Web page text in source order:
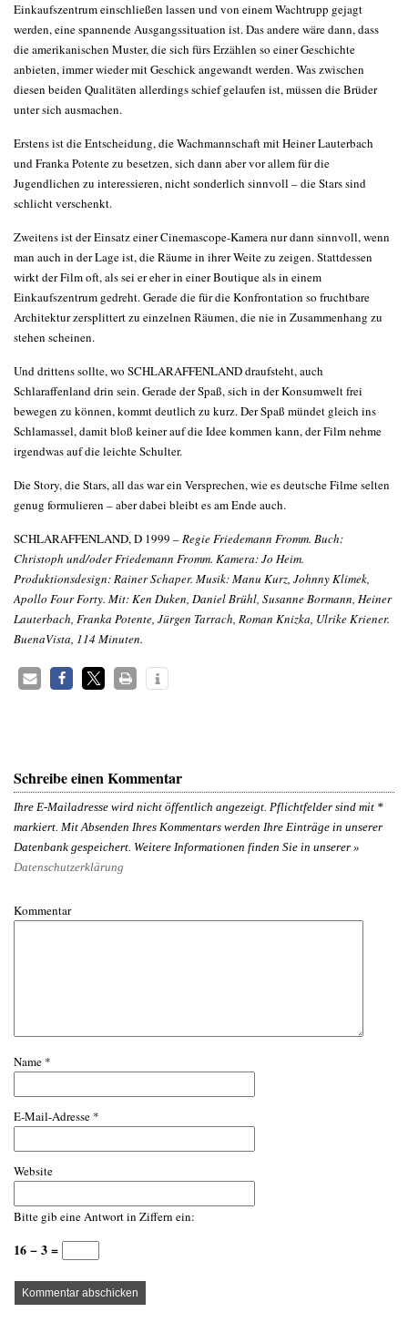
Einkaufszentrum einschließen lassen und von einem Wachtrupp gejagt
werden, eine spannende Ausgangssituation ist. Das andere wäre dann, dass
die amerikanischen Muster, die sich fürs Erzählen so einer Geschichte
anbieten, immer wieder mit Geschick angewandt werden. Was zwischen
diesen beiden Qualitäten allerdings schief gelaufen ist, müssen die Brüder
unter sich ausmachen.
Erstens ist die Entscheidung, die Wachmannschaft mit Heiner Lauterbach
und Franka Potente zu besetzen, sich dann aber vor allem für die
Jugendlichen zu interessieren, nicht sonderlich sinnvoll – die Stars sind
schlicht verschenkt.
Zweitens ist der Einsatz einer Cinemascope-Kamera nur dann sinnvoll, wenn
man auch in der Lage ist, die Räume in ihrer Weite zu zeigen. Stattdessen
wirkt der Film oft, als sei er eher in einer Boutique als in einem
Einkaufszentrum gedreht. Gerade die für die Konfrontation so fruchtbare
Architektur zersplittert zu einzelnen Räumen, die nie in Zusammenhang zu
stehen scheinen.
Und drittens sollte, wo SCHLARAFFENLAND draufsteht, auch
Schlaraffenland drin sein. Gerade der Spaß, sich in der Konsumwelt frei
bewegen zu können, kommt deutlich zu kurz. Der Spaß mündet gleich ins
Schlamassel, damit bloß keiner auf die Idee kommen kann, der Film nehme
irgendwas auf die leichte Schulter.
Die Story, die Stars, all das war ein Versprechen, wie es deutsche Filme selten
genug formulieren – aber dabei bleibt es am Ende auch.
SCHLARAFFENLAND, D 1999 –Regie Friedemann Fromm. Buch:
Christoph und/oder Friedemann Fromm. Kamera: Jo Heim.
Produktionsdesign: Rainer Schaper. Musik: Manu Kurz, Johnny Klimek,
Apollo Four Forty. Mit: Ken Duken, Daniel Brühl, Susanne Bormann, Heiner
Lauterbach, Franka Potente, Jürgen Tarrach, Roman Knizka, Ulrike Kriener.
BuenaVista, 114 Minuten.
Schreibe einen Kommentar
Ihre E-Mailadresse wird nicht öffentlich angezeigt. Pflichtfelder sind mit *
markiert. Mit Absenden Ihres Kommentars werden Ihre Einträge in unserer
Datenbank gespeichert. Weitere Informationen finden Sie in unserer »
Datenschutzerklärung
Kommentar
Name *
E-Mail-Adresse *
Website
Bitte gib eine Antwort in Ziffern ein:
16 − 3 =